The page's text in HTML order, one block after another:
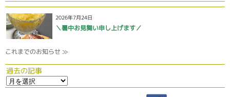
2026年7月24日
＼暑中お見舞い申し上げます／
これまでのお知らせ ≫
過去の記事